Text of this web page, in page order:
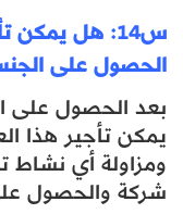
س14: هل يمكن
الحصول على
بعد الحصول على
يمكن تأجير هذا
ومزاولة أي
شركة والحصول